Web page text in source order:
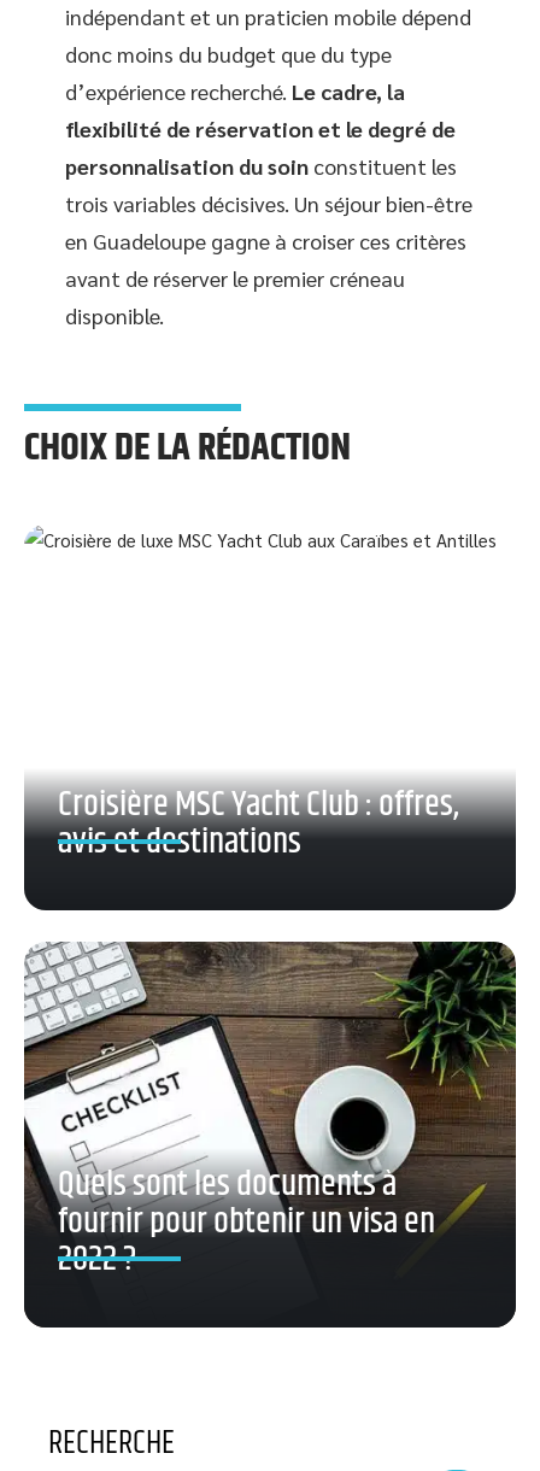
indépendant et un praticien mobile dépend
donc moins du budget que du type
d’expérience recherché. Le cadre, la
flexibilité de réservation et le degré de
personnalisation du soin constituent les
trois variables décisives. Un séjour bien-être
en Guadeloupe gagne à croiser ces critères
avant de réserver le premier créneau
disponible.
CHOIX DE LA RÉDACTION
Croisière MSC Yacht Club : offres,
avis et destinations
Quels sont les documents à
fournir pour obtenir un visa en
2022 ?
RECHERCHE